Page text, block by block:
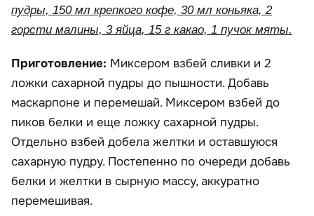
пудры, 150 мл крепкого кофе, 30 мл коньяка, 2
горсти малины, 3 яйца, 15 г какао, 1 пучок мяты.
Приготовление: Миксером взбей сливки и 2
ложки сахарной пудры до пышности. Добавь
маскарпоне и перемешай. Миксером взбей до
пиков белки и еще ложку сахарной пудры.
Отдельно взбей добела желтки и оставшуюся
сахарную пудру. Постепенно по очереди добавь
белки и желтки в сырную массу, аккуратно
перемешивая.